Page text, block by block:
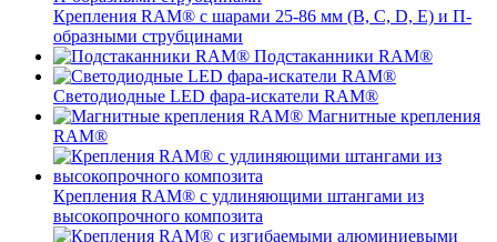
Крепления RAM® с шарами 25-86 мм (B, C, D, E) и П-
образными струбцинами
Подстаканники RAM®
Светодиодные LED фара-искатели RAM®
Магнитные крепления
RAM®
Крепления RAM® с удлиняющими штангами из
высокопрочного композита